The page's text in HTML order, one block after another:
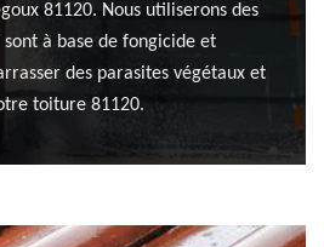
81120. Nous utiliserons des
à base de fongicide et
des parasites végétaux et
toiture 81120.